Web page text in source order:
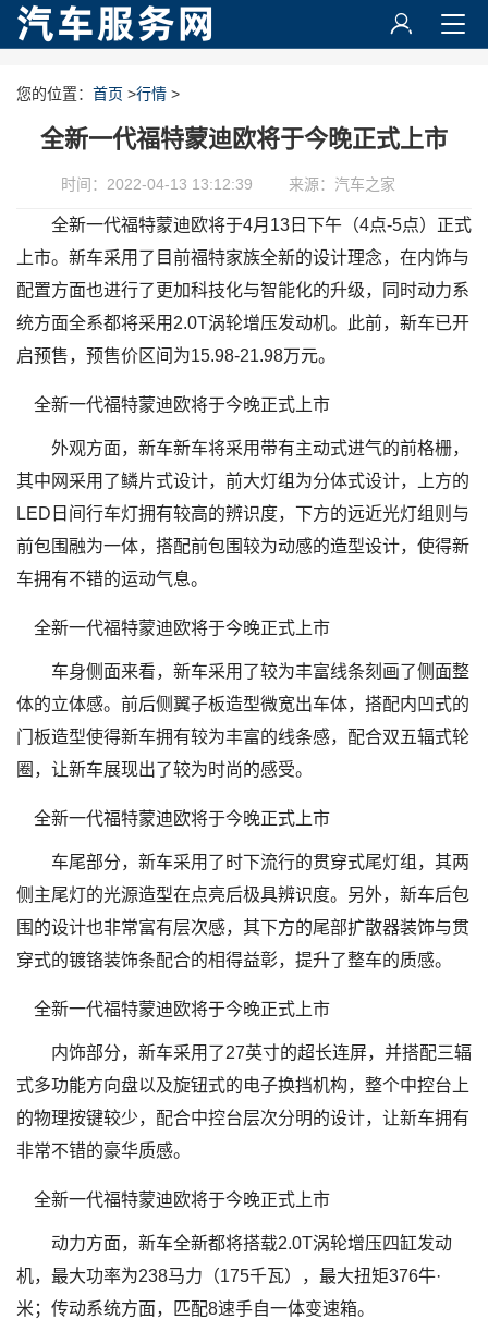
您的位置： 首页 >行情 >
全新一代福特蒙迪欧将于今晚正式上市
时间：2022-04-13 13:12:39 来源：汽车之家
全新一代福特蒙迪欧将于4月13日下午（4点-5点）正式
上市。新车采用了目前福特家族全新的设计理念，在内饰与
配置方面也进行了更加科技化与智能化的升级，同时动力系
统方面全系都将采用2.0T涡轮增压发动机。此前，新车已开
启预售，预售价区间为15.98-21.98万元。
外观方面，新车新车将采用带有主动式进气的前格栅，
其中网采用了鳞片式设计，前大灯组为分体式设计，上方的
LED日间行车灯拥有较高的辨识度，下方的远近光灯组则与
前包围融为一体，搭配前包围较为动感的造型设计，使得新
车拥有不错的运动气息。
车身侧面来看，新车采用了较为丰富线条刻画了侧面整
体的立体感。前后侧翼子板造型微宽出车体，搭配内凹式的
门板造型使得新车拥有较为丰富的线条感，配合双五辐式轮
圈，让新车展现出了较为时尚的感受。
车尾部分，新车采用了时下流行的贯穿式尾灯组，其两
侧主尾灯的光源造型在点亮后极具辨识度。另外，新车后包
围的设计也非常富有层次感，其下方的尾部扩散器装饰与贯
穿式的镀铬装饰条配合的相得益彰，提升了整车的质感。
内饰部分，新车采用了27英寸的超长连屏，并搭配三辐
式多功能方向盘以及旋钮式的电子换挡机构，整个中控台上
的物理按键较少，配合中控台层次分明的设计，让新车拥有
非常不错的豪华质感。
动力方面，新车全新都将搭载2.0T涡轮增压四缸发动
机，最大功率为238马力（175千瓦），最大扭矩376牛·
米；传动系统方面，匹配8速手自一体变速箱。